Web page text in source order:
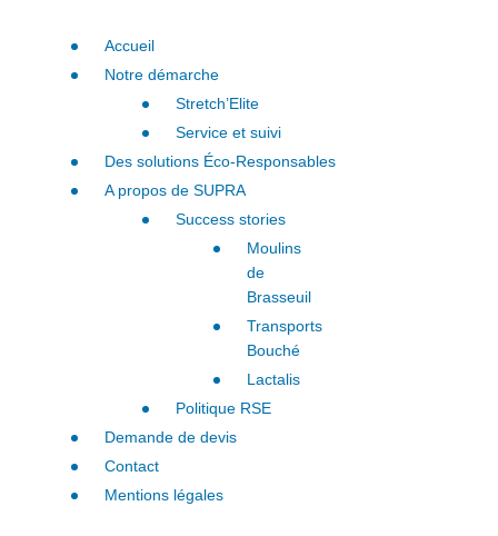
Accueil
Notre démarche
Stretch’Elite
Service et suivi
Des solutions Éco-Responsables
A propos de SUPRA
Success stories
Moulins
de
Brasseuil
Transports
Bouché
Lactalis
Politique RSE
Demande de devis
Contact
Mentions légales